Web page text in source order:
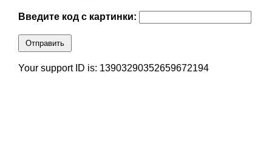
Введите код с картинки:
Отправить
Your support ID is: 13903290352659672194